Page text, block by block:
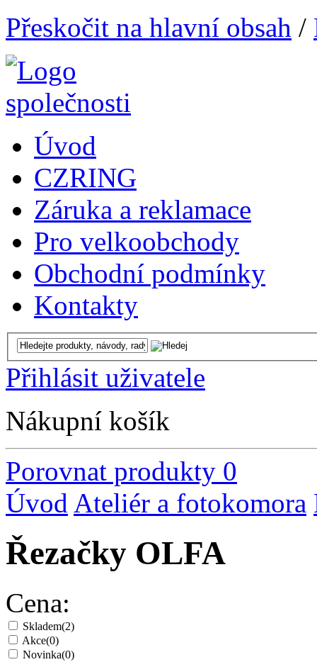
Přeskočit na hlavní obsah /
Úvod
CZRING
Záruka a reklamace
Pro velkoobchody
Obchodní podmínky
Kontakty
Přihlásit uživatele
Nákupní košík
Porovnat produkty 0
Úvod Ateliér a fotokomora
Řezačky OLFA
Cena:
Skladem(2)
Akce(0)
Novinka(0)